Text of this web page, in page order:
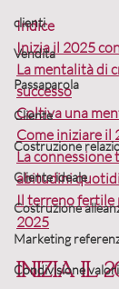
clienti
Vendita
Passaparola
Cliente
Costruzione
Cliente ideale
Costruzione
Marketing
Condivisione valori
Indice
Inizia il 2025
La mentalità di
successo
Coltiva una
Come iniziare il
La
abitudini
Il terreno fertile
2025
Inizia il